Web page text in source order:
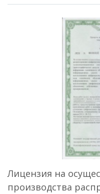
Лицензия на
производства